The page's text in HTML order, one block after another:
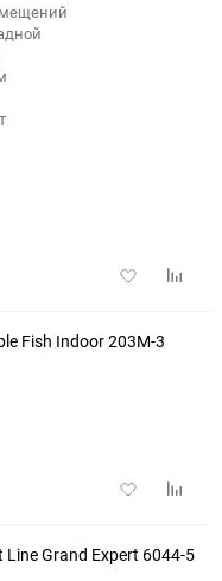
Добавить
Fish Indoor 203M-3
Добавить
Grand Expert 6044-5